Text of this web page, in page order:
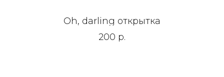
Oh, darling открытка
200 р.